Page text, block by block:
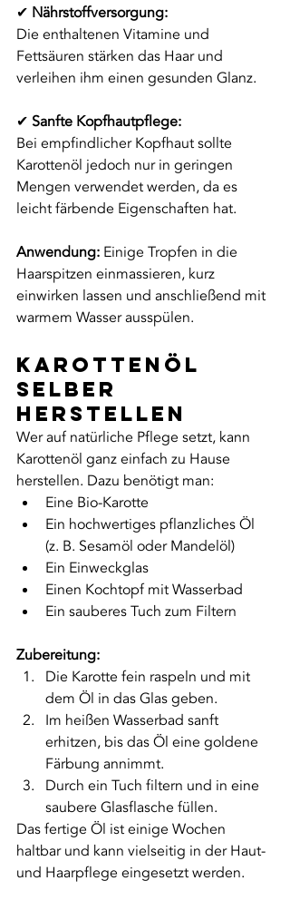
✔ Nährstoffversorgung:
Die enthaltenen Vitamine und
Fettsäuren stärken das Haar und
verleihen ihm einen gesunden Glanz.
✔ Sanfte Kopfhautpflege:
Bei empfindlicher Kopfhaut sollte
Karottenöl jedoch nur in geringen
Mengen verwendet werden, da es
leicht färbende Eigenschaften hat.
Anwendung: Einige Tropfen in die
Haarspitzen einmassieren, kurz
einwirken lassen und anschließend mit
warmem Wasser ausspülen.
Karottenöl
selber
herstellen
Wer auf natürliche Pflege setzt, kann
Karottenöl ganz einfach zu Hause
herstellen. Dazu benötigt man:
Eine Bio-Karotte
Ein hochwertiges pflanzliches Öl
(z. B. Sesamöl oder Mandelöl)
Ein Einweckglas
Einen Kochtopf mit Wasserbad
Ein sauberes Tuch zum Filtern
Zubereitung:
Die Karotte fein raspeln und mit
dem Öl in das Glas geben.
Im heißen Wasserbad sanft
erhitzen, bis das Öl eine goldene
Färbung annimmt.
Durch ein Tuch filtern und in eine
saubere Glasflasche füllen.
Das fertige Öl ist einige Wochen
haltbar und kann vielseitig in der Haut-
und Haarpflege eingesetzt werden.